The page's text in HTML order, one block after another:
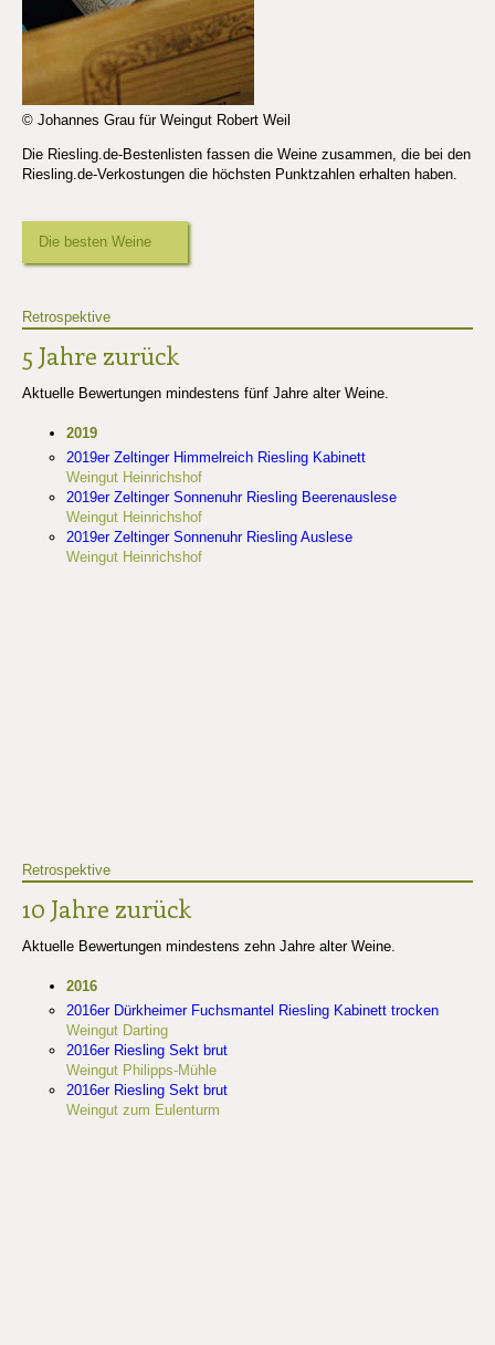
© Johannes Grau für Weingut Robert Weil
Die Riesling.de-Bestenlisten fassen die Weine zusammen, die bei den
Riesling.de-Verkostungen die höchsten Punktzahlen erhalten haben.
Die besten Weine
Retrospektive
5 Jahre zurück
Aktuelle Bewertungen mindestens fünf Jahre alter Weine.
2019
2019er Zeltinger Himmelreich Riesling Kabinett
Weingut Heinrichshof
2019er Zeltinger Sonnenuhr Riesling Beerenauslese
Weingut Heinrichshof
2019er Zeltinger Sonnenuhr Riesling Auslese
Weingut Heinrichshof
Retrospektive
10 Jahre zurück
Aktuelle Bewertungen mindestens zehn Jahre alter Weine.
2016
2016er Dürkheimer Fuchsmantel Riesling Kabinett trocken
Weingut Darting
2016er Riesling Sekt brut
Weingut Philipps-Mühle
2016er Riesling Sekt brut
Weingut zum Eulenturm